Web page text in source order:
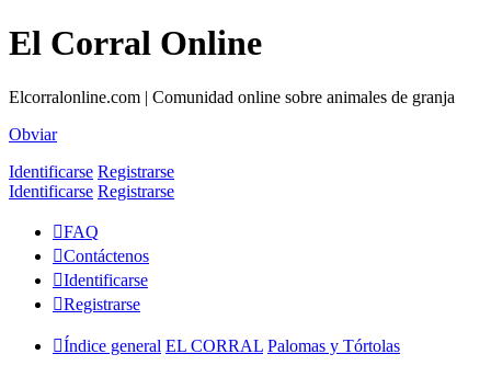
El Corral Online
Elcorralonline.com | Comunidad online sobre animales de granja
Obviar
Identificarse Registrarse
Identificarse Registrarse
FAQ
Contáctenos
Identificarse
Registrarse
Índice general EL CORRAL Palomas y Tórtolas